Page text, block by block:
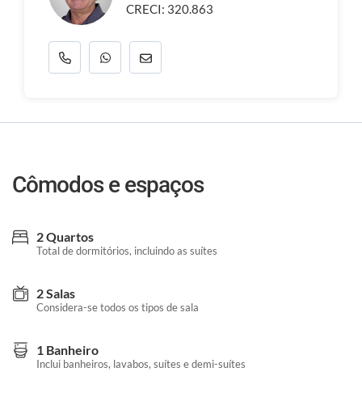
CRECI: 320.863
Cômodos e espaços
2 Quartos
Total de dormitórios, incluindo as suítes
2 Salas
Considera-se todos os tipos de sala
1 Banheiro
Inclui banheiros, lavabos, suítes e demi-suítes